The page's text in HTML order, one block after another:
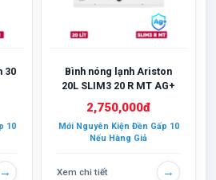
30
10
→
Bình nóng lạnh Ariston
20L SLIM3 20 R MT AG+
2,750,000đ
Mới Nguyên Kiện Đền Gấp 10
Nếu Hàng Giả
Xem chi tiết →